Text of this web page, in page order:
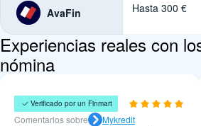
AvaFin Hasta 300 €
Experiencias reales con
nómina
Felipe Muñoz
Comentarios sobre Mykredit
Verificado por un Finmart